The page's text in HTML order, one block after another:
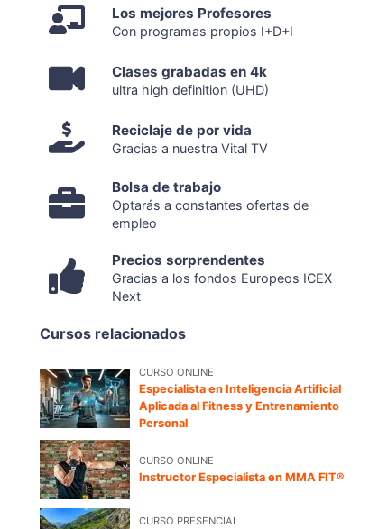
Los mejores Profesores
Con programas propios I+D+I
Clases grabadas en 4k
ultra high definition (UHD)
Reciclaje de por vida
Gracias a nuestra Vital TV
Bolsa de trabajo
Optarás a constantes ofertas de
empleo
Precios sorprendentes
Gracias a los fondos Europeos ICEX
Next
Cursos relacionados
CURSO ONLINE
Especialista en Inteligencia Artificial
Aplicada al Fitness y Entrenamiento
Personal
CURSO ONLINE
Instructor Especialista en MMA FIT®
CURSO PRESENCIAL